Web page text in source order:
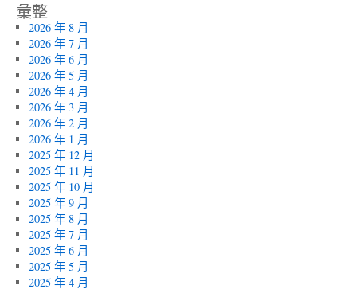
彙整
2026 年 8 月
2026 年 7 月
2026 年 6 月
2026 年 5 月
2026 年 4 月
2026 年 3 月
2026 年 2 月
2026 年 1 月
2025 年 12 月
2025 年 11 月
2025 年 10 月
2025 年 9 月
2025 年 8 月
2025 年 7 月
2025 年 6 月
2025 年 5 月
2025 年 4 月